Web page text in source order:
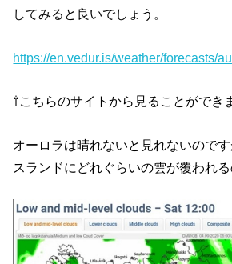
してみると良いでしょう。
https://en.vedur.is/weather/forecasts/
⇧こちらのサイトから見ることができ
オーロラは晴れないと見れないので
スランドにどれぐらいの雲が覆われる